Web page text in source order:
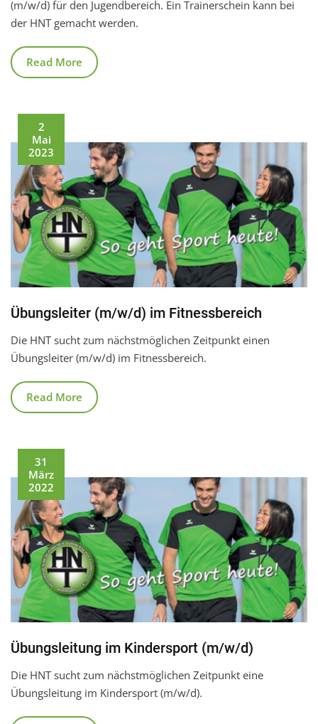
(m/w/d) für den Jugendbereich. Ein Trainerschein kann bei
der HNT gemacht werden.
Read More
2
Mai
2023
Übungsleiter (m/w/d) im Fitnessbereich
Die HNT sucht zum nächstmöglichen Zeitpunkt einen
Übungsleiter (m/w/d) im Fitnessbereich.
Read More
31
März
2022
Übungsleitung im Kindersport (m/w/d)
Die HNT sucht zum nächstmöglichen Zeitpunkt eine
Übungsleitung im Kindersport (m/w/d).